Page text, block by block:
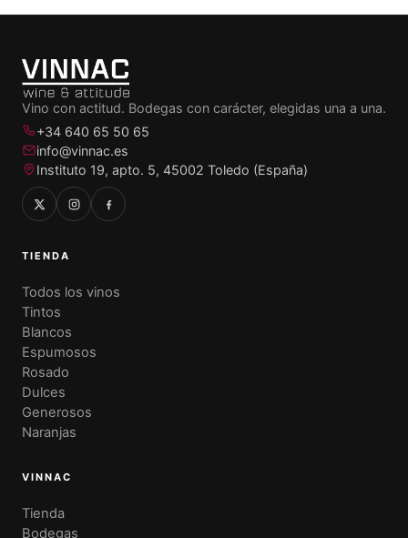
Vino con actitud. Bodegas con carácter, elegidas una a una.
+34 640 65 50 65
info@vinnac.es
Instituto 19, apto. 5, 45002 Toledo (España)
TIENDA
Todos los vinos
Tintos
Blancos
Espumosos
Rosado
Dulces
Generosos
Naranjas
VINNAC
Tienda
Bodegas